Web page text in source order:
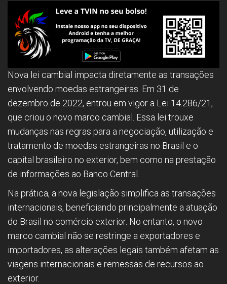
Nova lei cambial impacta diretamente as transações
envolvendo moedas estrangeiras. Em 31 de
dezembro de 2022, entrou em vigor a Lei 14.286/21,
que criou o novo marco cambial. Essa lei trouxe
mudanças nas regras para a negociação, utilização e
tratamento de moedas estrangeiras no Brasil e o
capital brasileiro no exterior, bem como na prestação
de informações ao Banco Central.
Na prática, a nova legislação simplifica as transações
internacionais, beneficiando principalmente a atuação
do Brasil no comércio exterior. No entanto, o novo
marco cambial não se restringe a exportadores e
importadores, as alterações legais também afetam as
viagens internacionais e remessas de recursos ao
exterior.